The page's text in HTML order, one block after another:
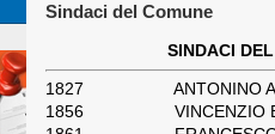
Sindaci del Comune
SINDACI
1827 ANTONINO
1856 VINCENZIO